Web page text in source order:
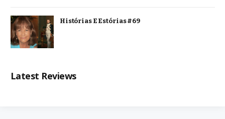
Histórias E Estórias #69
Latest Reviews